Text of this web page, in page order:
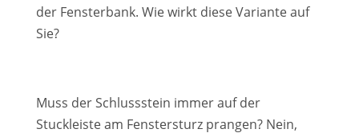
der Fensterbank. Wie wirkt diese Variante auf
Sie?
Muss der Schlussstein immer auf der
Stuckleiste am Fenstersturz prangen? Nein,